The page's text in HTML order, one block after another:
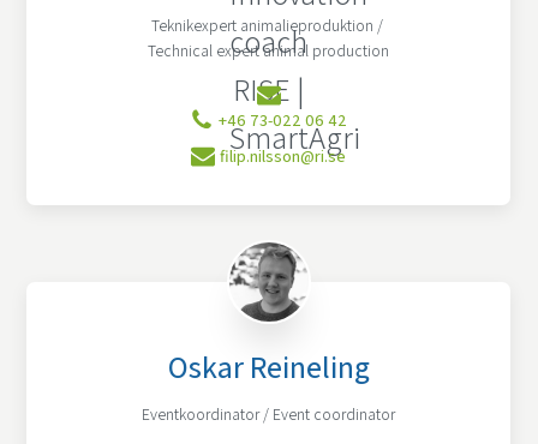
Teknikexpert animalieproduktion /
Technical expert animal production
+46 73-022 06 42
filip.nilsson@ri.se
Oskar Reineling
Eventkoordinator / Event coordinator